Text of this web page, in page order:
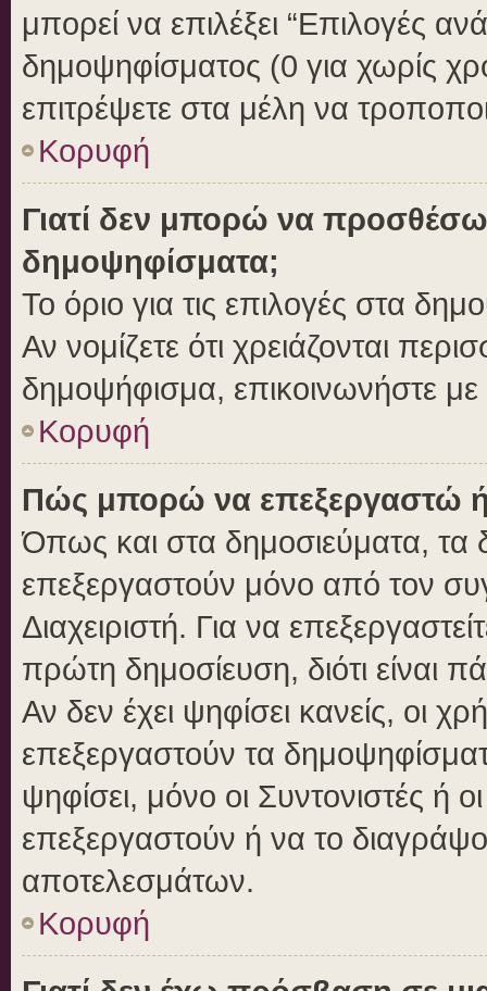
μπορεί να επιλέξει “Επιλογές
δημοψηφίσματος (0 για χωρίς
επιτρέψετε στα μέλη να
Κορυφή
Γιατί δεν μπορώ να
δημοψηφίσματα;
Το όριο για τις επιλογές στα
Αν νομίζετε ότι χρειάζονται
δημοψήφισμα, επικοινωνήστε με
Κορυφή
Πώς μπορώ να επεξεργαστώ
Όπως και στα δημοσιεύματα,
επεξεργαστούν μόνο από τον
Διαχειριστή. Για να
πρώτη δημοσίευση, διότι είναι
Αν δεν έχει ψηφίσει κανείς, οι
επεξεργαστούν τα
ψηφίσει, μόνο οι Συντονιστές ή
επεξεργαστούν ή να το
αποτελεσμάτων.
Κορυφή